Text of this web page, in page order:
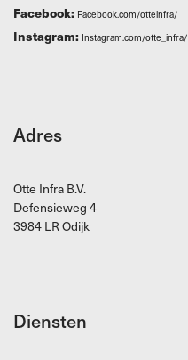
Facebook: Facebook.com/otteinfra/
Instagram: Instagram.com/otte_infra/
Adres
Otte Infra B.V.
Defensieweg 4
3984 LR Odijk
Diensten